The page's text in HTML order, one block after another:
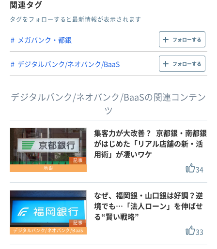
関連タグ
タグをフォローすると最新情報が表示されます
メガバンク・都銀 フォローする
デジタルバンク/ネオバンク/BaaS フォローする
デジタルバンク/ネオバンク/BaaSの関連コンテン
ツ
記事
地銀
集客力が大改善？ 京都銀・南都銀
がはじめた「リアル店舗の新・活
用術」が凄いワケ
34
記事
デジタルバンク/ネオバンク/BaaS
なぜ、福岡銀・山口銀は好調？逆
境でも…「法人ローン」を伸ばせ
る“賢い戦略”
33